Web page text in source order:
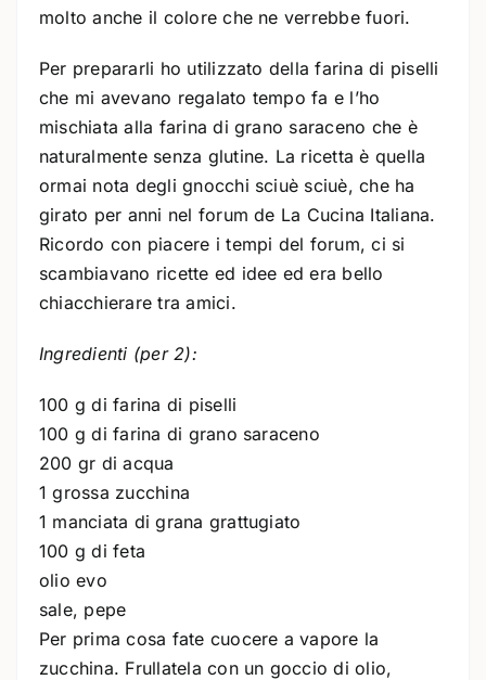
molto anche il colore che ne verrebbe fuori.
Per prepararli ho utilizzato della farina di piselli
che mi avevano regalato tempo fa e l’ho
mischiata alla farina di grano saraceno che è
naturalmente senza glutine. La ricetta è quella
ormai nota degli gnocchi sciuè sciuè, che ha
girato per anni nel forum de La Cucina Italiana.
Ricordo con piacere i tempi del forum, ci si
scambiavano ricette ed idee ed era bello
chiacchierare tra amici.
Ingredienti (per 2):
100 g di farina di piselli
100 g di farina di grano saraceno
200 gr di acqua
1 grossa zucchina
1 manciata di grana grattugiato
100 g di feta
olio evo
sale, pepe
Per prima cosa fate cuocere a vapore la
zucchina. Frullatela con un goccio di olio,